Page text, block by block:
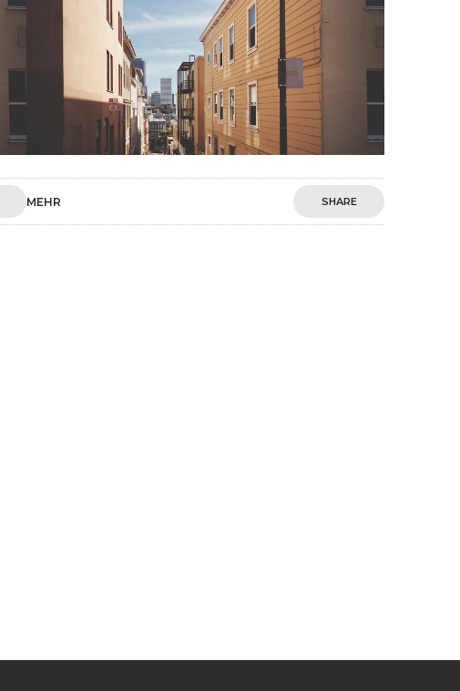
MEHR SHARE